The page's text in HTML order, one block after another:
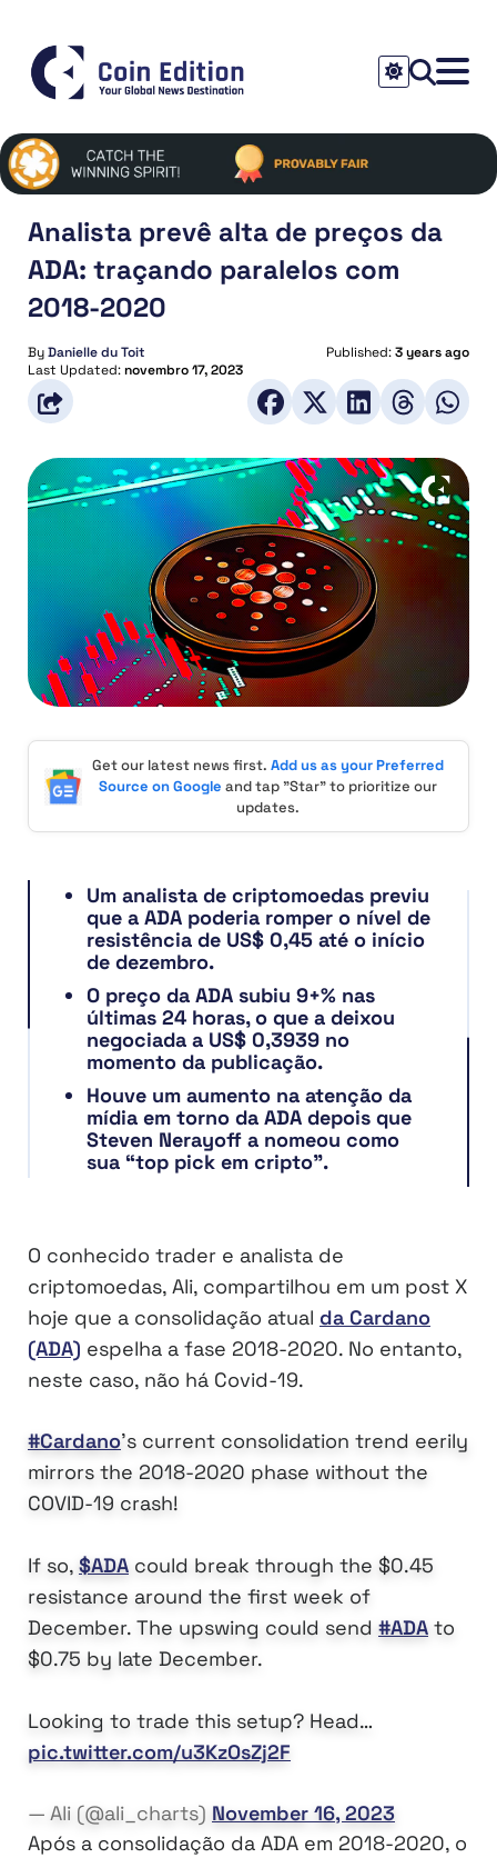
Analista prevê alta de preços da
ADA: traçando paralelos com
2018-2020
ByDanielle du Toit Published:3 years ago
Last Updated:novembro 17, 2023
Get our latest news first. Add us as your Preferred
Source on Google and tap "Star" to prioritize our
updates.
Um analista de criptomoedas previu
que a ADA poderia romper o nível de
resistência de US$ 0,45 até o início
de dezembro.
O preço da ADA subiu 9+% nas
últimas 24 horas, o que a deixou
negociada a US$ 0,3939 no
momento da publicação.
Houve um aumento na atenção da
mídia em torno da ADA depois que
Steven Nerayoff a nomeou como
sua “top pick em cripto”.
O conhecido trader e analista de
criptomoedas, Ali, compartilhou em um post X
hoje que a consolidação atual da Cardano
(ADA) espelha a fase 2018-2020. No entanto,
neste caso, não há Covid-19.
#Cardano's current consolidation trend eerily
mirrors the 2018-2020 phase without the
COVID-19 crash!
If so, $ADA could break through the $0.45
resistance around the first week of
December. The upswing could send #ADA to
$0.75 by late December.
Looking to trade this setup? Head…
pic.twitter.com/u3KzOsZj2F
— Ali (@ali_charts) November 16, 2023
Após a consolidação da ADA em 2018-2020, o